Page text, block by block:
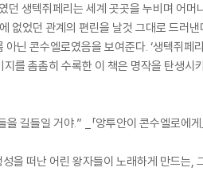
생텍쥐페리는 세계 곳곳을 누비며 어
었던 관계의 편린을 날것 그대로 드러
닌 콘수엘로였음을 보여준다. ‘생텍쥐페
를 촘촘히 수록한 이 책은 명작을 탄생시
길들일 거야.” _「앙투안이 콘수엘로에게
을 떠난 어린 왕자들이 노래하게 만드는,